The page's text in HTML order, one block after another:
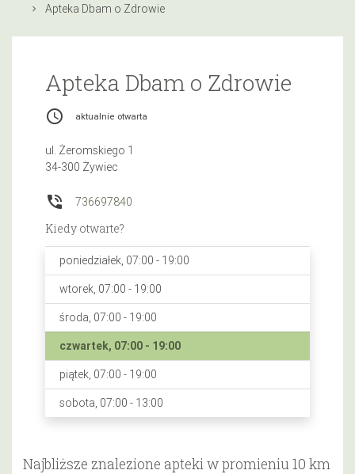
Apteka Dbam o Zdrowie
Apteka Dbam o Zdrowie
access_time aktualnie otwarta
ul. Żeromskiego 1
34-300 Żywiec
phone_in_talk 736697840
Kiedy otwarte?
poniedziałek, 07:00 - 19:00
wtorek, 07:00 - 19:00
środa, 07:00 - 19:00
czwartek, 07:00 - 19:00
piątek, 07:00 - 19:00
sobota, 07:00 - 13:00
Najbliższe znalezione apteki w promieniu 10 km